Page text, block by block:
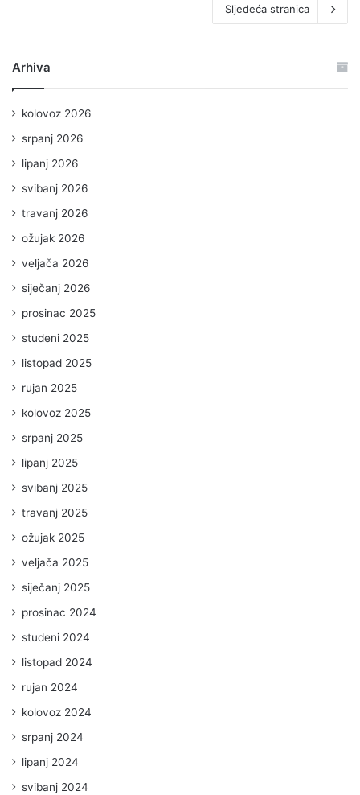
Sljedeća stranica
Arhiva
kolovoz 2026
srpanj 2026
lipanj 2026
svibanj 2026
travanj 2026
ožujak 2026
veljača 2026
siječanj 2026
prosinac 2025
studeni 2025
listopad 2025
rujan 2025
kolovoz 2025
srpanj 2025
lipanj 2025
svibanj 2025
travanj 2025
ožujak 2025
veljača 2025
siječanj 2025
prosinac 2024
studeni 2024
listopad 2024
rujan 2024
kolovoz 2024
srpanj 2024
lipanj 2024
svibanj 2024